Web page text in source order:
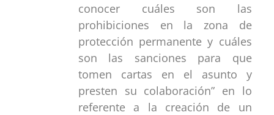
conocer cuáles son las
prohibiciones en la zona de
protección permanente y cuáles
son las sanciones para que
tomen cartas en el asunto y
presten su colaboración” en lo
referente a la creación de un